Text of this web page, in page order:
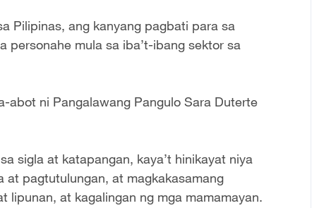
Pilipinas, ang kanyang pagbati para sa
personahe mula sa iba’t-ibang sektor sa
abot ni Pangalawang Pangulo Sara Duterte
sigla at katapangan, kaya’t hinikayat niya
at pagtutulungan, at magkakasamang
lipunan, at kagalingan ng mga mamamayan.